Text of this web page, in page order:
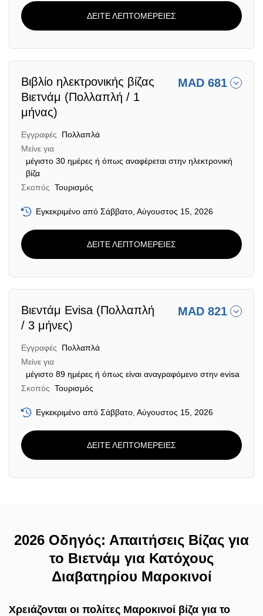
ΔΕΙΤΕ ΛΕΠΤΟΜΕΡΕΙΕΣ
Βιβλίο ηλεκτρονικής βίζας
Βιετνάμ (Πολλαπλή / 1
μήνας)
MAD 681
Εγγραφές
Πολλαπλά
Μείνε για
μέγιστο 30 ημέρες ή όπως αναφέρεται στην ηλεκτρονική
βίζα
Σκοπός Τουρισμός
Εγκεκριμένο από Σάββατο, Αύγουστος 15, 2026
ΔΕΙΤΕ ΛΕΠΤΟΜΕΡΕΙΕΣ
Βιεντάμ Evisa (Πολλαπλή
/ 3 μήνες)
MAD 821
Εγγραφές
Πολλαπλά
Μείνε για
μέγιστο 89 ημέρες ή όπως είναι αναγραφόμενο στην evisa
Σκοπός Τουρισμός
Εγκεκριμένο από Σάββατο, Αύγουστος 15, 2026
ΔΕΙΤΕ ΛΕΠΤΟΜΕΡΕΙΕΣ
2026 Οδηγός: Απαιτήσεις Βίζας για
το Βιετνάμ για Κατόχους
Διαβατηρίου Μαροκινοί
Χρειάζονται οι πολίτες Μαροκινοί βίζα για το